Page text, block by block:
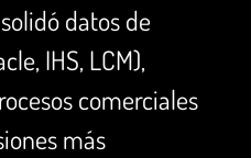
datos de
IHS, LCM),
comerciales
más